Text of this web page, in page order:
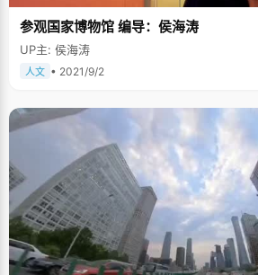
参观国家博物馆 编导：侯海涛
UP主: 侯海涛
人文 • 2021/9/2